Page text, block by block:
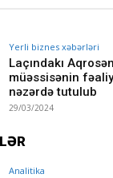
Yerli biznes xəbərləri
Laçındakı
müəssisənin
nəzərdə tutulub
29/03/2024
Analitika